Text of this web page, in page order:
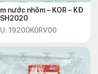
với tổng thể của xe
SH2020, bạn có thể tìm
hoặc mua online tại Kim
nước nhôm – KOR – KĐ
19200K0RV00